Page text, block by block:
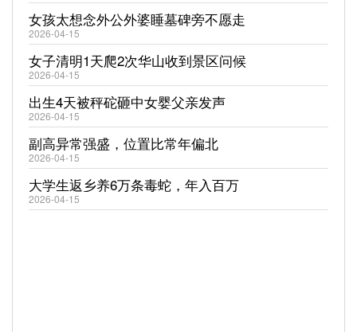
女孩太想念外公外婆睡墓碑旁不愿走
2026-04-15
女子清明1天爬2次华山收到景区问候
2026-04-15
出生4天被秤砣砸中女婴父亲发声
2026-04-15
副高异常强盛，位置比常年偏北
2026-04-15
大学生返乡养6万条毒蛇，年入百万
2026-04-15